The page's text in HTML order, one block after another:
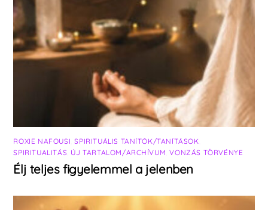
ROXIE NAFOUSI ,SPIRITUÁLIS TANÍTÓK/TANÍTÁSOK
SPIRITUALITÁS ÚJ TARTALOM/ARCHÍVUM ,VONZÁS TÖRVÉNYE
Élj teljes figyelemmel a jelenben